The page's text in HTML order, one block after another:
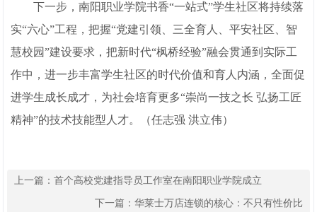
下一步，南阳职业学院书香“一站式”学生社区将持续落
实“六心”工程，把握“党建引领、三全育人、平安社区、智
慧校园”建设要求，把新时代“枫桥经验”融会贯通到实际工
作中，进一步丰富学生社区的时代价值和育人内涵，全面促
进学生成长成才，为社会培育更多“崇尚一技之长 弘扬工匠
精神”的技术技能型人才。（任志强 洪立伟）
上一篇：首个高校党建指导员工作室在南阳职业学院成立
下一篇： 华莱士万店连锁的核心：不只有性价比